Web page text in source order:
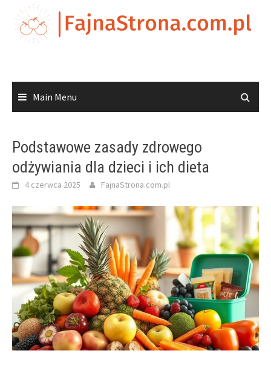
content
Main Menu
Podstawowe zasady zdrowego
odżywiania dla dzieci i ich dieta
4 czerwca 2025 FajnaStrona.com.pl